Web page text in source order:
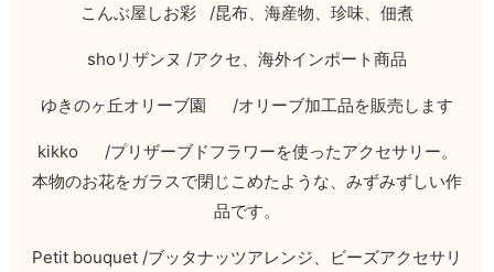
こんぶ屋しお彩 /昆布、海産物、珍味、佃煮
sho リザンヌ /アクセ、海外インポート商品
ゆきのヶ丘オリーブ園 /オリーブ加工品を販売します
kikko /プリザーブドフラワーを使ったアクセサリー。
本物のお花をガラスで閉じこめたような、みずみずしい作
品です。
Petit bouquet /ブッタナッツアレンジ、ビーズアクセサリ